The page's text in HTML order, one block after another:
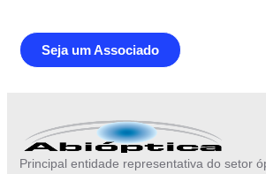
Seja um Associado
Principal entidade representativa do setor